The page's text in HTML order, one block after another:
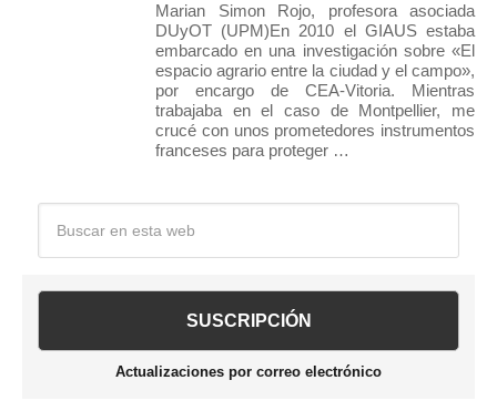
Marian Simon Rojo, profesora asociada
DUyOT (UPM)En 2010 el GIAUS estaba
embarcado en una investigación sobre «El
espacio agrario entre la ciudad y el campo»,
por encargo de CEA-Vitoria. Mientras
trabajaba en el caso de Montpellier, me
crucé con unos prometedores instrumentos
franceses para proteger …
Barra
lateral
principal
Actualizaciones por correo electrónico